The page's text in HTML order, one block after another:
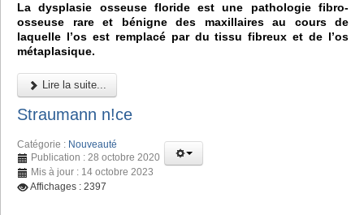
La dysplasie osseuse floride est une pathologie fibro-
osseuse rare et bénigne des maxillaires au cours de
laquelle l’os est remplacé par du tissu fibreux et de l’os
métaplasique.
Lire la suite...
Straumann n!ce
Catégorie : Nouveauté
Publication : 28 octobre 2020
Mis à jour : 14 octobre 2023
Affichages : 2397